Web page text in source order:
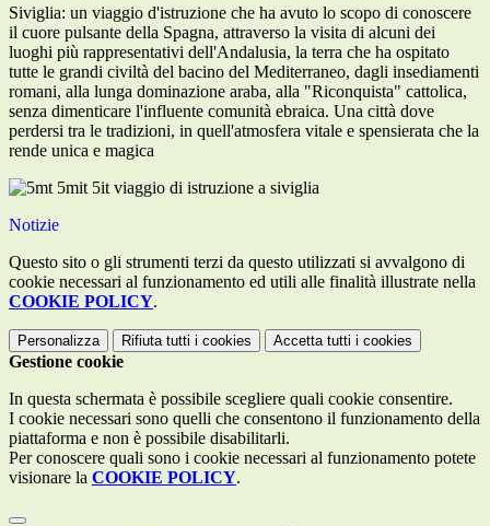
Siviglia: un viaggio d'istruzione che ha avuto lo scopo di conoscere
il cuore pulsante della Spagna, attraverso la visita di alcuni dei
luoghi più rappresentativi dell'Andalusia, la terra che ha ospitato
tutte le grandi civiltà del bacino del Mediterraneo, dagli insediamenti
romani, alla lunga dominazione araba, alla "Riconquista" cattolica,
senza dimenticare l'influente comunità ebraica. Una città dove
perdersi tra le tradizioni, in quell'atmosfera vitale e spensierata che la
rende unica e magica
Notizie
Questo sito o gli strumenti terzi da questo utilizzati si avvalgono di
cookie necessari al funzionamento ed utili alle finalità illustrate nella
COOKIE POLICY.
Personalizza Rifiuta tutti i cookies Accetta tutti i cookies
Gestione cookie
In questa schermata è possibile scegliere quali cookie consentire.
I cookie necessari sono quelli che consentono il funzionamento della
piattaforma e non è possibile disabilitarli.
Per conoscere quali sono i cookie necessari al funzionamento potete
visionare la COOKIE POLICY.